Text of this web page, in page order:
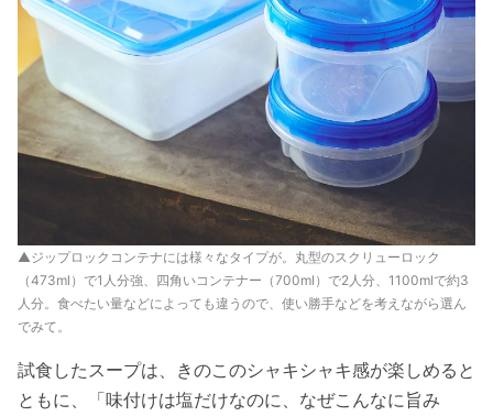
▲ジップロックコンテナには様々なタイプが。丸型のスクリューロック
（473ml）で1人分強、四角いコンテナー（700ml）で2人分、1100mlで約3
人分。食べたい量などによっても違うので、使い勝手などを考えながら選ん
でみて。
試食したスープは、きのこのシャキシャキ感が楽しめると
ともに、「味付けは塩だけなのに、なぜこんなに旨み